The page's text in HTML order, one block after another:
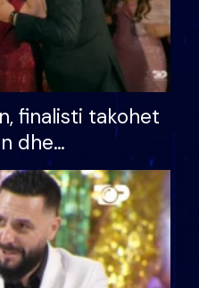
finalisti takohet
dhe
ndonjë letër